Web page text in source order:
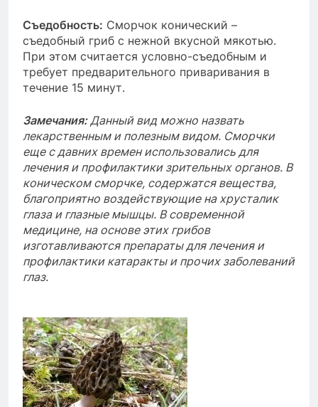
Съедобность: Сморчок конический –
съедобный гриб с нежной вкусной мякотью.
При этом считается условно-съедобным и
требует предварительного приваривания в
течение 15 минут.
Замечания:Данный вид можно назвать
лекарственным и полезным видом. Сморчки
еще с давних времен использовались для
лечения и профилактики зрительных органов. В
коническом сморчке, содержатся вещества,
благоприятно воздействующие на хрусталик
глаза и глазные мышцы. В современной
медицине, на основе этих грибов
изготавливаются препараты для лечения и
профилактики катаракты и прочих заболеваний
глаз.